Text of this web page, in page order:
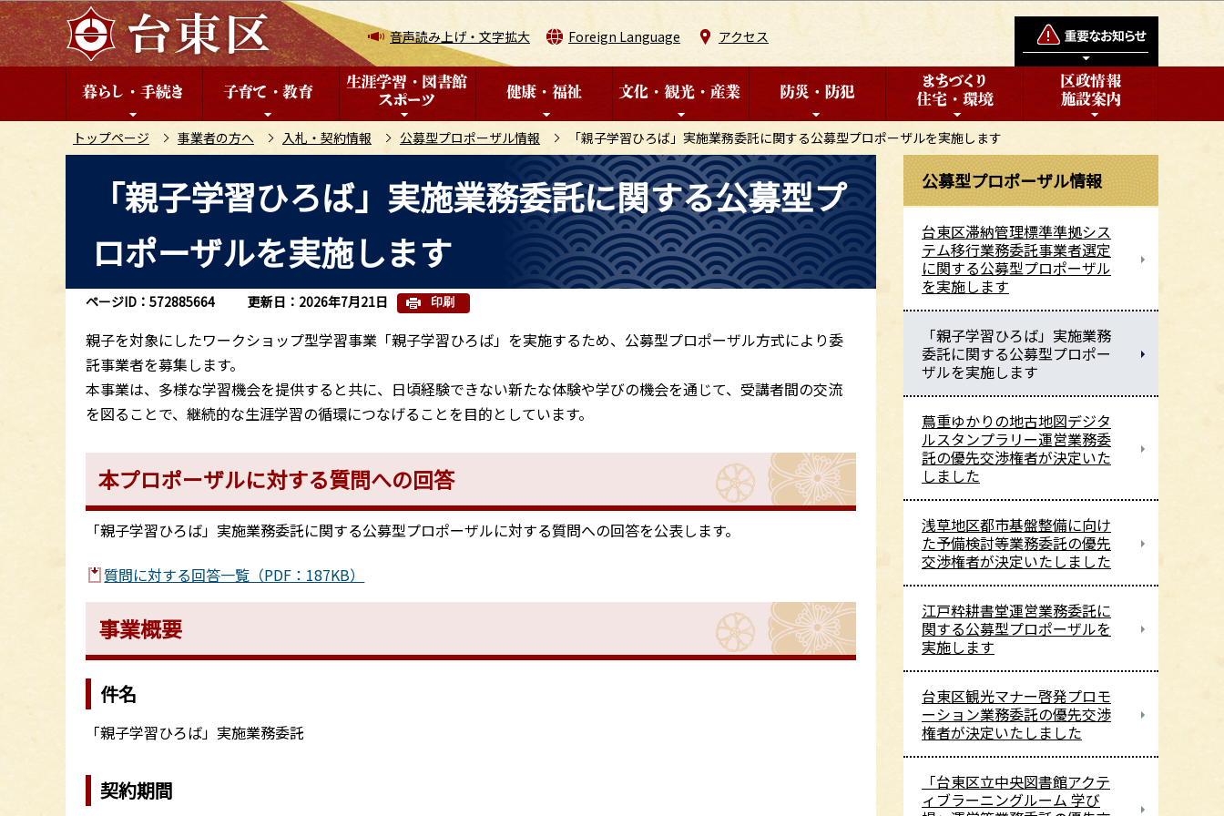
こ
の
ペ
音声読み上げ・文字拡大 Foreign Language アクセス
トップページ 事業者の方へ 入札・契約情報 公募型プロポーザル情報 「親子学習ひろば」実施業務委託に関する公募型プロポーザルを実施します
ら
「親子学習ひろば」実施業務委託に関する公募型プ
ロポーザルを実施します
ページID：572885664 更新日：2026年7月21日 印刷
親子を対象にしたワークショップ型学習事業「親子学習ひろば」を実施するため、公募型プロポーザル方式により委
託事業者を募集します。
本事業は、多様な学習機会を提供すると共に、日頃経験できない新たな体験や学びの機会を通じて、受講者間の交流
を図ることで、継続的な生涯学習の循環につなげることを目的としています。
本プロポーザルに対する質問への回答
「親子学習ひろば」実施業務委託に関する公募型プロポーザルに対する質問への回答を公表します。
質問に対する回答一覧（PDF：187KB）
事業概要
件名
「親子学習ひろば」実施業務委託
契約期間
公募型プロポーザル情報
台東区滞納管理標準準拠シス
テム移行業務委託事業者選定
に関する公募型プロポーザル
を実施します
「親子学習ひろば」実施業務
委託に関する公募型プロポー
ザルを実施します
蔦重ゆかりの地古地図デジタ
ルスタンプラリー運営業務委
託の優先交渉権者が決定いた
しました
浅草地区都市基盤整備に向け
た予備検討等業務委託の優先
交渉権者が決定いたしました
江戸粋耕書堂運営業務委託に
関する公募型プロポーザルを
実施します
台東区観光マナー啓発プロモ
ーション業務委託の優先交渉
権者が決定いたしました
「台東区立中央図書館アクテ
ィブラーニングルーム 学び